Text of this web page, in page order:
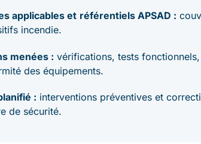
applicables et référentiels APSAD :
incendie.
menées : vérifications, tests
des équipements.
: interventions préventives et
de sécurité.